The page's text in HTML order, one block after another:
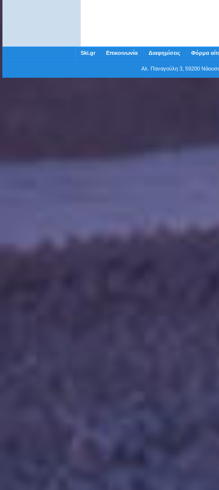
Ski.gr Επικοινωνία Διαφημίσεις Φόρμα
Αλ. Παναγούλη 3, 59200